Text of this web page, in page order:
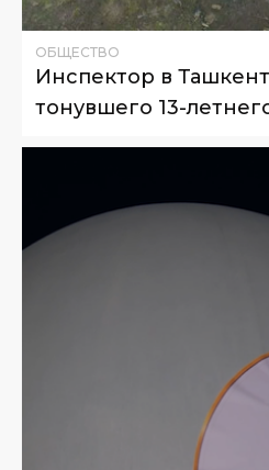
ОБЩЕСТВО
Инспектор в
тонувшего 13-